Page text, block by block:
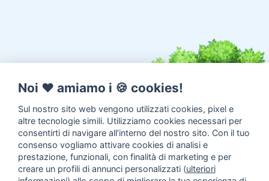
Noi ♥️ amiamo i 🍪 cookies!
Sul nostro sito web vengono utilizzati cookies, pixel e
altre tecnologie simili. Utilizziamo cookies necessari per
consentirti di navigare all’interno del nostro sito. Con il tuo
consenso vogliamo attivare cookies di analisi e
prestazione, funzionali, con finalità di marketing e per
creare un profili di annunci personalizzati (ulteriori